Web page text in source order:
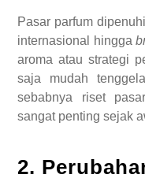
Pasar parfum
internasional hingga
aroma atau strategi
saja mudah
sebabnya riset
sangat penting sejak
2.